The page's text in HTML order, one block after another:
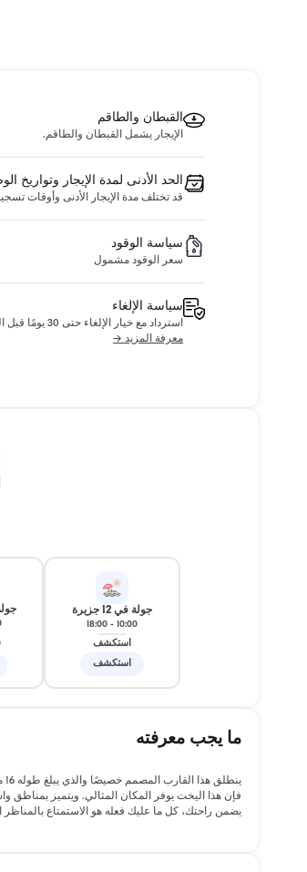
القبطان والطاقم
الإيجار يشمل القبطان والطاقم.
الحد الأدنى لمدة الإيجار وتواريخ
قد تختلف مدة الإيجار الأدنى وأوقات
سياسة الوقود
سعر الوقود مشمول
سياسة الإلغاء
استرداد مع خيار الإلغاء حتى 30 يومًا قبل الموعد.
معرفة المزيد →
جولة في 12 جزيرة
10:00
-
18:00
استكشف
استكشف
ما يجب معرفته
فإن هذا اليخت يوفر المكان المثالي. ويتميز
يضمن راحتك، كل ما عليك فعله هو الاستمتاع بالمناظر